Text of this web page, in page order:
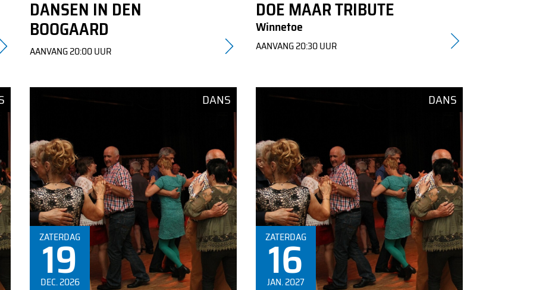
DANSEN IN DEN
BOOGAARD
AANVANG 20:00 UUR
DOE MAAR TRIBUTE
Winnetoe
AANVANG 20:30 UUR
DANS
ZATERDAG
19
DEC. 2026
Informatie over de kaartverkoop is te vinden in de
tekst
DANS
ZATERDAG
16
JAN. 2027
Informatie over de kaartverkoop is te vinden in de
tekst